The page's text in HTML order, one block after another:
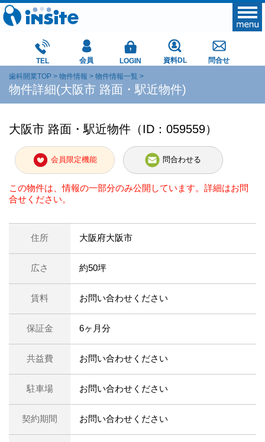
TEL 会員 LOGIN 資料DL
問合せ
歯科開業TOP
物件情報 物件情報一覧
物件詳細(大阪市 路面・駅近物件)
大阪市 路面・駅近物件（ID：059559）
会員限定機能 問合わせる
この物件は、情報の一部分のみ公開しています。詳細はお問
合せください。
住所 大阪府大阪市
広さ 約50坪
賃料 お問い合わせください
保証金 6ヶ月分
共益費 お問い合わせください
駐車場 お問い合わせください
契約期間 お問い合わせください